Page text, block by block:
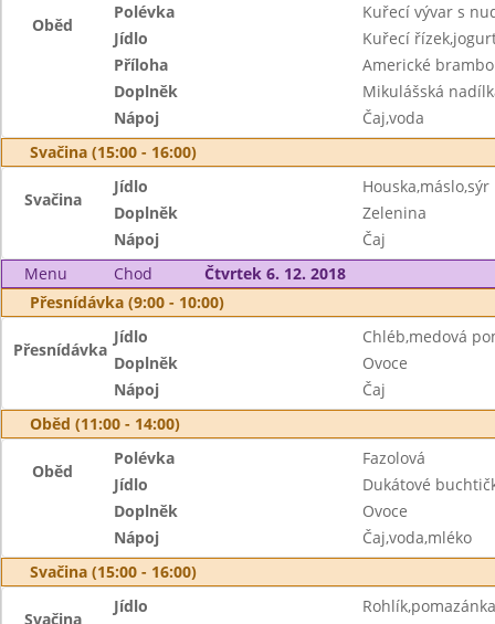
Oběd
Polévka
Kuřecí vývar s
Jídlo
Kuřecí
Příloha
Americké
Doplněk
Mikulášská
Nápoj
Čaj,voda
Svačina (15:00 - 16:00)
Svačina
Jídlo
Houska,máslo,sýr
Doplněk
Zelenina
Nápoj
Čaj
Menu
Chod
Čtvrtek 6. 12. 2018
Přesnídávka (9:00 - 10:00)
Přesnídávka
Jídlo
Chléb,medová
Doplněk
Ovoce
Nápoj
Čaj
Oběd (11:00 - 14:00)
Oběd
Polévka
Fazolová
Jídlo
Dukátové
Doplněk
Ovoce
Nápoj
Čaj,voda,mléko
Svačina (15:00 - 16:00)
Svačina
Jídlo